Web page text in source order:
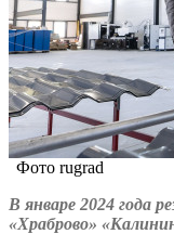
Фото rugrad
В январе 2024 года
«Храброво»